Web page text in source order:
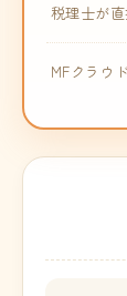
税理士が
MFクラウ